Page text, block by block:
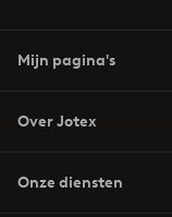
Mijn pagina's
Over Jotex
Onze diensten